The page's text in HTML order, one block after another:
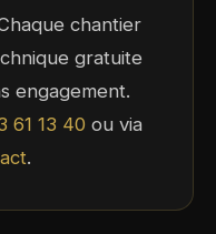
chantier
gratuite
engagement.
61 13 40 ou via
.